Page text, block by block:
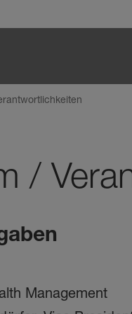
/
Management